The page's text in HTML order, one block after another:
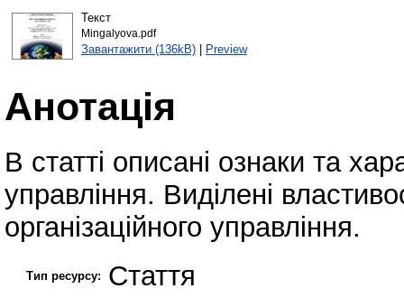
Текст
Mingalyova.pdf
Завантажити (136kB)| Preview
Анотація
В статті описані ознаки та
управління. Виділені
організаційного управління.
Тип ресурсу: Стаття